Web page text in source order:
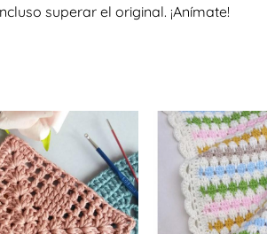
superar el original. ¡Anímate!